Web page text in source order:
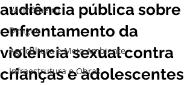
Vacinômetro
Dengue
Agricultura e Meio Ambiente
Infraestrutura e Obras
audiência pública sobre
enfrentamento da
violência sexual contra
crianças e adolescentes